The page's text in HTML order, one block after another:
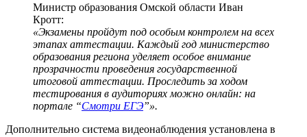
Министр образования Омской области Иван
Кротт:
«Экзамены пройдут под особым контролем на всех
этапах аттестации. Каждый год министерство
образования региона уделяет особое внимание
прозрачности проведения государственной
итоговой аттестации. Проследить за ходом
тестирования в аудиториях можно онлайн: на
портале “Смотри ЕГЭ”».
Дополнительно система видеонаблюдения установлена в